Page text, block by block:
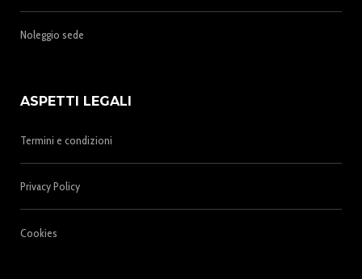
Noleggio sede
ASPETTI LEGALI
Termini e condizioni
Privacy Policy
Cookies